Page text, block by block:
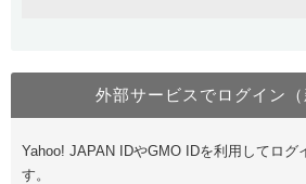
Value Domain Oneにロ
Value Domain Oneアカウ
外部サービスでログイン（
Yahoo! JAPAN IDやGMO IDを利用してログ
す。